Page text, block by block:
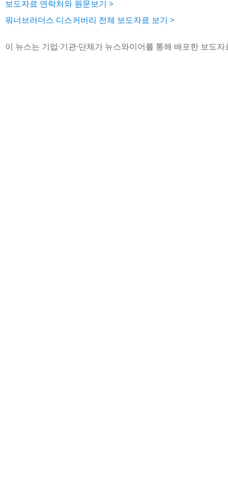
보도자료 연락처와 원문보기 >
워너브러더스 디스커버리 전체 보도자료 보기 >
이 뉴스는 기업·기관·단체가 뉴스와이어를 통해 배포한 보도